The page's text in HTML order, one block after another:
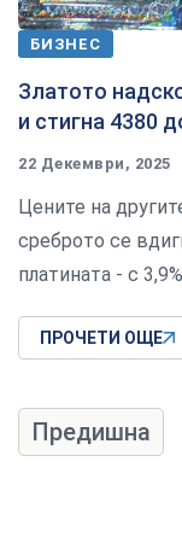
БИЗНЕС
Златото
и стигна 4380
22 Декември, 2025
Цените на
среброто се
платината - с
ПРОЧЕТИ ОЩЕ
Предишна